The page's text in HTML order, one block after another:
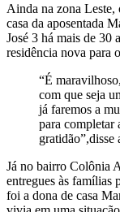
Ainda na zona
casa da aposentada
José 3 há mais de 30
residência nova para
“É
com que seja
já faremos a
para completar
gratidão”,disse
Já no bairro Colônia
entregues às famílias
foi a dona de casa